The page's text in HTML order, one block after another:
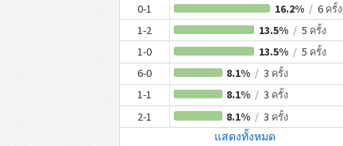
0-1 16.2% /6 ครั้ง
1-2 13.5% /5 ครั้ง
1-0 13.5% /5 ครั้ง
6-0 8.1% / 3 ครั้ง
1-1 8.1% / 3 ครั้ง
2-1 8.1% / 3 ครั้ง
แสดงทั้งหมด